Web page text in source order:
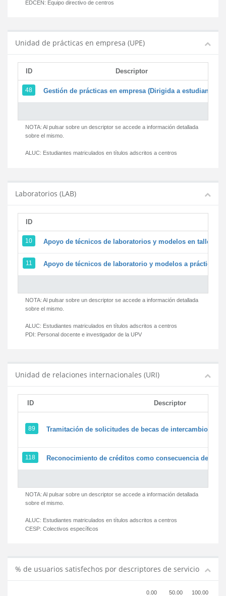
EDCEN: Equipo directivo de centros
Unidad de prácticas en empresa (UPE)
ID Descriptor
48 Gestión de prácticas en empresa (Dirigida a estudiantes)
NOTA: Al pulsar sobre un descriptor se accede a información detallada
sobre el mismo.
ALUC: Estudiantes matriculados en títulos adscritos a centros
Laboratorios (LAB)
ID
10 Apoyo de técnicos de laboratorios y modelos en
11 Apoyo de técnicos de laboratorio y modelos a prácticas
NOTA: Al pulsar sobre un descriptor se accede a información detallada
sobre el mismo.
ALUC: Estudiantes matriculados en títulos adscritos a centros
PDI: Personal docente e investigador de la UPV
Unidad de relaciones internacionales (URI)
ID Descriptor
89 Tramitación de solicitudes de becas de intercambio
118 Reconocimiento de créditos como consecuencia de un
NOTA: Al pulsar sobre un descriptor se accede a información detallada
sobre el mismo.
ALUC: Estudiantes matriculados en títulos adscritos a centros
CESP: Colectivos específicos
% de usuarios satisfechos por descriptores de servicio
0.00 50.00 100.00